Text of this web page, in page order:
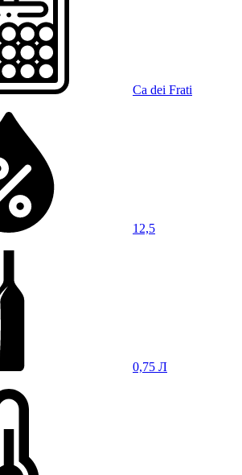
Ca dei Frati
12,5
0,75 Л